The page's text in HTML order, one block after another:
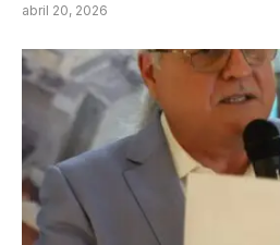
abril 20, 2026